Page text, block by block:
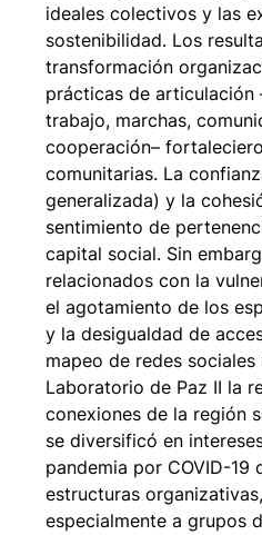
ideales colectivos y las
sostenibilidad. Los
transformación
prácticas de articulación
trabajo, marchas,
cooperación–
comunitarias. La
generalizada) y la
sentimiento de
capital social. Sin
relacionados con la
el agotamiento de los
y la desigualdad de
mapeo de redes
Laboratorio de Paz II la
conexiones de la región
se diversificó en
pandemia por COVID-19
estructuras
especialmente a grupos